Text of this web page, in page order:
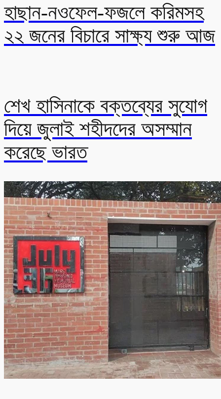
হাছান-নওফেল-ফজলে করিমসহ
২২ জনের বিচারে সাক্ষ্য শুরু আজ
শেখ হাসিনাকে বক্তব্যের সুযোগ
দিয়ে জুলাই শহীদদের অসম্মান
করেছে ভারত